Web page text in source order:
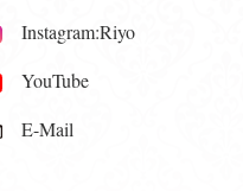
Instagram:Riyo
YouTube
E-Mail